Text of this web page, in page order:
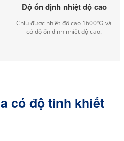
Độ ổn định nhiệt độ cao
Chịu được nhiệt độ cao 1600℃ và
có độ ổn định nhiệt độ cao.
có độ tinh khiết